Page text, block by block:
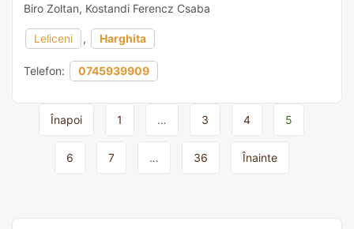
Biro Zoltan, Kostandi Ferencz Csaba
Leliceni , Harghita
Telefon: 0745939909
Page
Înapoi 1 … 3 4 5
6 7 … 36 Înainte